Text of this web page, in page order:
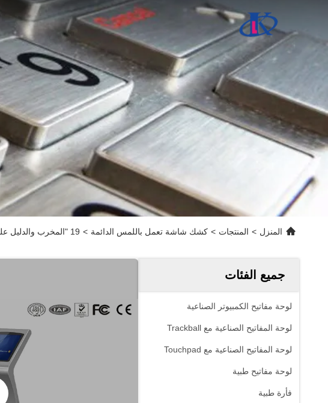
المنزل > المنتجات > كشك شاشة تعمل باللمس الدائمة > 19 "المخرب والدليل على شاشة تعمل باللمس كشك حامل للتسوق معلومات مول فحص
جميع الفئات
لوحة مفاتيح الكمبيوتر الصناعية
لوحة المفاتيح الصناعية مع Trackball
لوحة المفاتيح الصناعية مع Touchpad
لوحة مفاتيح طبية
فأرة طبية